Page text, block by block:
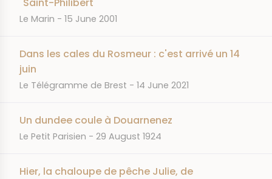
JOURNAL
Le Marin DATE
15 June 2001
Dans les cales du Rosmeur : c'est arrivé un 14
juin
JOURNAL
Le Télégramme de Brest DATE
14 June 2021
Un dundee coule à Douarnenez
JOURNAL
Le Petit Parisien DATE
29 August 1924
Hier, la chaloupe de pêche Julie, de